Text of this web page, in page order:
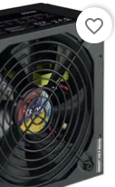
favorite_border